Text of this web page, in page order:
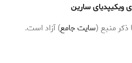
سارین
ذکر منبع (سایت جامع) آزاد است.